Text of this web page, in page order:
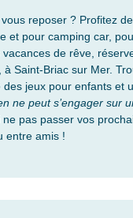
reposer ? Profitez
et pour camping car,
vacances de rêve,
à Saint-Briac sur Mer.
des jeux pour enfants et
ne peut s’engager sur
ne pas passer vos
entre amis !